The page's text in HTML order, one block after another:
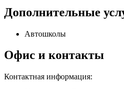
Дополнительные
Автошколы
Офис и контакты
Контактная информация: